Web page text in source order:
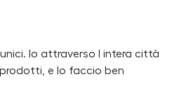
Io attraverso l intera città
e lo faccio ben